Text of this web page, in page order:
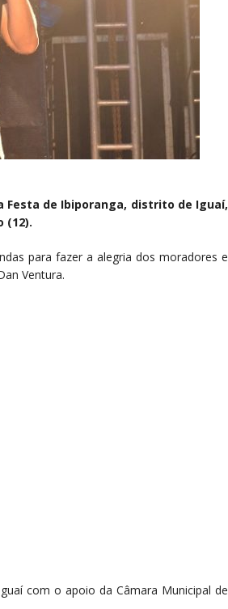
Festa de Ibiporanga, distrito de Iguaí,
(12).
para fazer a alegria dos moradores e
Ventura.
com o apoio da Câmara Municipal de